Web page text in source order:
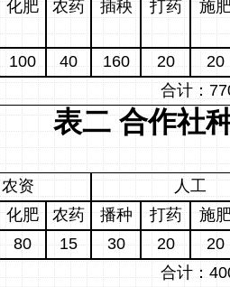
化肥 农药 插秧 打药 施
100 40 160 20
20
合计：
表二合作社
农资
人工
化肥 农药 播种 打药
施
80 15 30 20
20
合计：